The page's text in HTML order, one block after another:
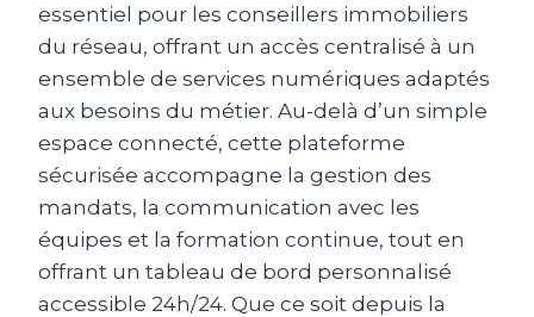
essentiel pour les conseillers immobiliers
du réseau, offrant un accès centralisé à un
ensemble de services numériques adaptés
aux besoins du métier. Au-delà d’un simple
espace connecté, cette plateforme
sécurisée accompagne la gestion des
mandats, la communication avec les
équipes et la formation continue, tout en
offrant un tableau de bord personnalisé
accessible 24h/24. Que ce soit depuis la